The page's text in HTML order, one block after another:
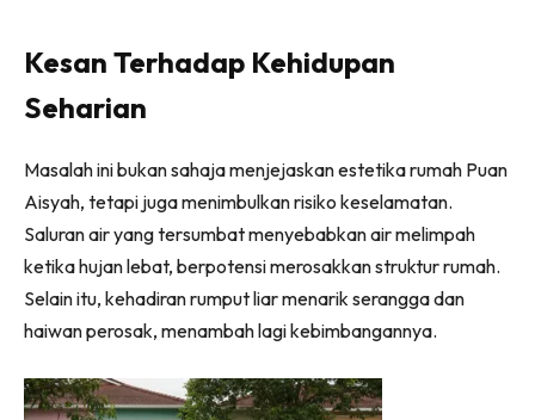
Lahar Dekor
Sembang Dekor
Tip Impiana
Tip Laman
Hub Ideaktiv
Kesan Terhadap Kehidupan
Seharian
Masalah ini bukan sahaja menjejaskan estetika rumah Puan
Aisyah, tetapi juga menimbulkan risiko keselamatan.
Saluran air yang tersumbat menyebabkan air melimpah
ketika hujan lebat, berpotensi merosakkan struktur rumah.
Selain itu, kehadiran rumput liar menarik serangga dan
haiwan perosak, menambah lagi kebimbangannya.